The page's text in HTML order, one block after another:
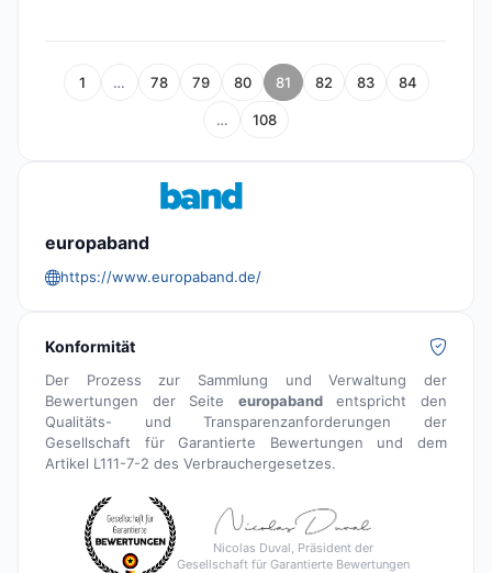
1 … 78 79 80 81 82 83 84
… 108
europaband
https://www.europaband.de/
Konformität
Der Prozess zur Sammlung und Verwaltung der
Bewertungen der Seite europabandentspricht den
Qualitäts- und Transparenzanforderungen der
Gesellschaft für Garantierte Bewertungen und dem
Artikel L111-7-2 des Verbrauchergesetzes.
Nicolas Duval, Präsident der
Gesellschaft für Garantierte Bewertungen